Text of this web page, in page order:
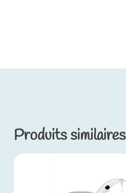
Produits similaires